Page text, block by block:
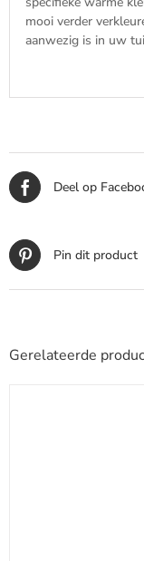
mooi verder
aanwezig is in uw
Deel op
Pin dit product
Gerelateerde